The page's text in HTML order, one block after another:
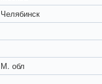
Челябинск
М. обл